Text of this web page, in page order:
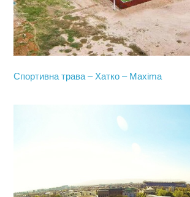
Спортивна трава – Хатко – Maxima